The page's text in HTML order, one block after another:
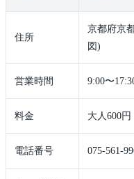
住所
京都府京
図)
営業時間 9:00〜
料金 大人600円
電話番号 075-561-